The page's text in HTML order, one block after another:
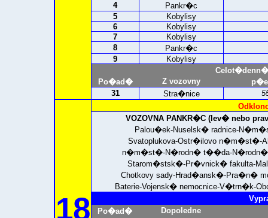
4
Pankr�c
5
Kobylisy
6
Kobylisy
7
Kobylisy
8
Pankr�c
9
Kobylisy
Po�ad�
Z vozovny
31
Stra�nice
18
VOZOVNA PANKR�C (lev� nebo
Palou�ek-Nuselsk� radnice-
Svatoplukova-Ostr�ilovo n�m�st�-
n�m�st�-N�rodn� t��da-N�rodn�
Starom�stsk�-Pr�vnick� fakulta-
Chotkovy sady-Hrad�ansk�-Pra�n�
Baterie-Vojensk� nemocnice-V�trn�k-
Po�ad�
Dopoledne